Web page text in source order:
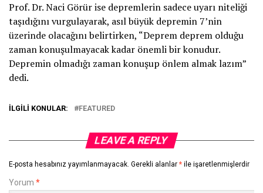
Prof. Dr. Naci Görür ise depremlerin sadece uyarı niteliği
taşıdığını vurgulayarak, asıl büyük depremin 7’nin
üzerinde olacağını belirtirken, “Deprem deprem olduğu
zaman konuşulmayacak kadar önemli bir konudur.
Depremin olmadığı zaman konuşup önlem almak lazım”
dedi.
İLGILI KONULAR: FEATURED
LEAVE A REPLY
E-posta hesabınız yayımlanmayacak. Gerekli alanlar * ile işaretlenmişlerdir
Yorum *